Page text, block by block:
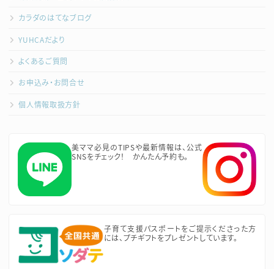
カラダのはてなブログ
YUHCAだより
よくあるご質問
お申込み・お問合せ
個人情報取扱方針
美ママ必見のTIPSや最新情報は、公式
SNSをチェック！ かんたん予約も。
子育て支援パスポートをご提示くださった方
には、プチギフトをプレゼントしています。